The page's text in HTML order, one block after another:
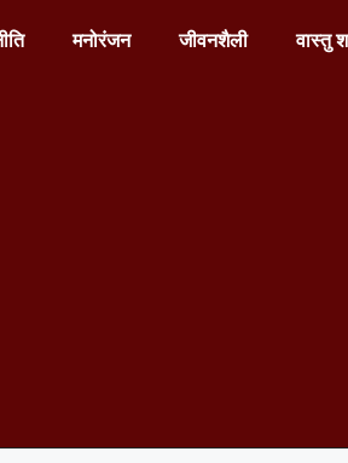
मनोरंजन जीवनशैली वास्तु